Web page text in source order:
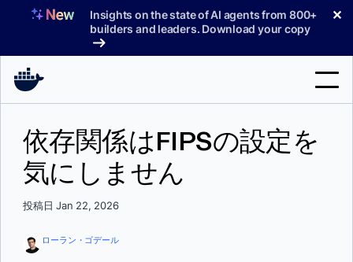
へ
Insights on the state of AI agents from 800+
builders and leaders. Download your copy
✕
製品
索
依存関係はFIPSの設定を
気にしません
投稿日 Jan 22, 2026
ローラン・ゴデール